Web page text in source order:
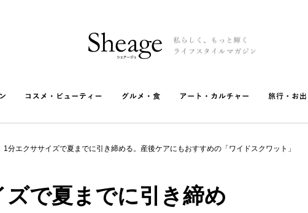
1分エクササイズで夏までに引き締める。産後ケアにもおすすめの「ワイドスクワット」
で夏までに引き締め